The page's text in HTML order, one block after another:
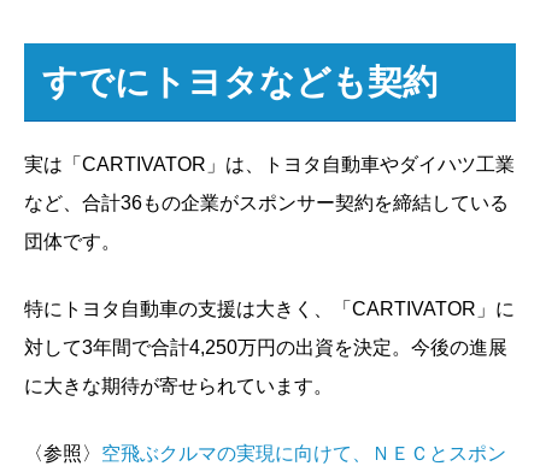
すでにトヨタなども契約
実は「CARTIVATOR」は、トヨタ自動車やダイハツ工業
など、合計36もの企業がスポンサー契約を締結している
団体です。
特にトヨタ自動車の支援は大きく、「CARTIVATOR」に
対して3年間で合計4,250万円の出資を決定。今後の進展
に大きな期待が寄せられています。
〈参照〉 空飛ぶクルマの実現に向けて、ＮＥＣとスポン